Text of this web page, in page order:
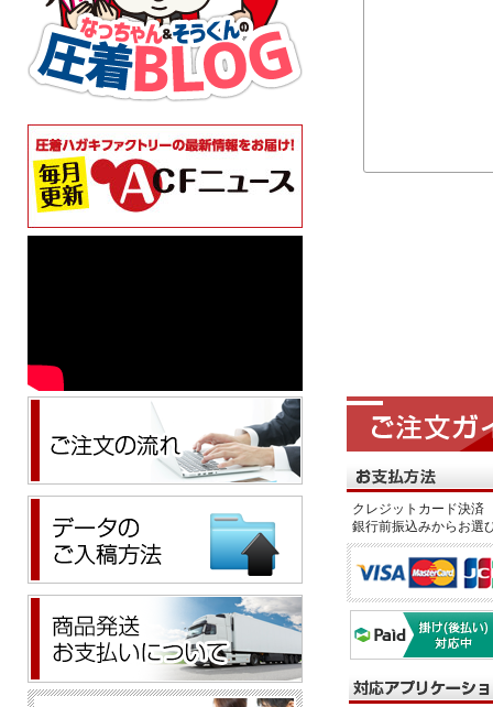
クレジットカード決
銀行前振込みからお選